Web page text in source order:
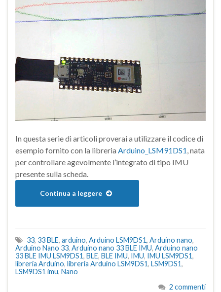
In questa serie di articoli proverai a utilizzare il codice di
esempio fornito con la libreria Arduino_LSM91DS1, nata
per controllare agevolmente l’integrato di tipo IMU
presente sulla scheda.
Continua a leggere
33, 33 BLE, arduino, Arduino LSM9DS1, Arduino nano,
Arduino Nano 33, Arduino nano 33 BLE IMU, Arduino nano
33 BLE IMU LSM9DS1, BLE, BLE IMU, IMU, IMU LSM9DS1,
libreria Arduino, libreria Arduino LSM9DS1, LSM9DS1,
LSM9DS1 imu, Nano
2 commenti